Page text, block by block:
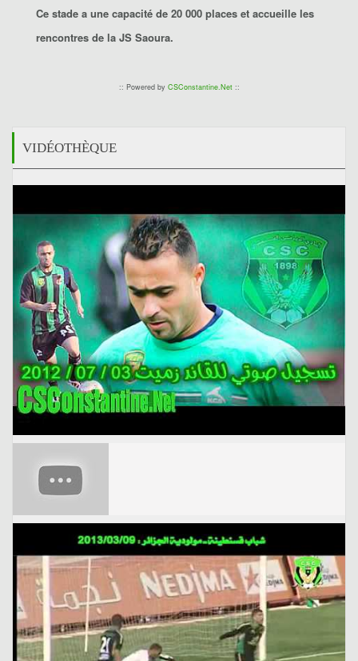
Ce stade a une capacité de 20 000 places et accueille les
rencontres de la JS Saoura.
:: Powered by CSConstantine.Net::
VIDÉOTHÈQUE